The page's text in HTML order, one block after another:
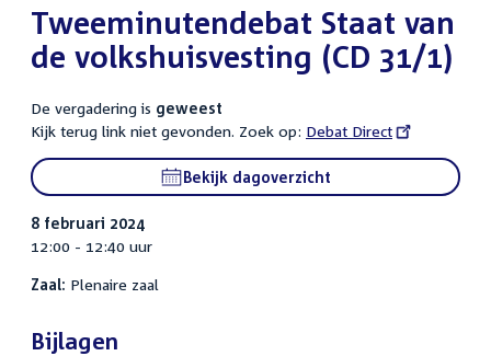
:Tweeminutendebat Staat van
de volkshuisvesting (CD 31/1)
De vergadering is geweest
Kijk terug link niet gevonden. Zoek op: External
link:
Debat Direct
Bekijk dagoverzicht
8 februari 2024
12:00 - 12:40 uur
Zaal: Plenaire zaal
Bijlagen